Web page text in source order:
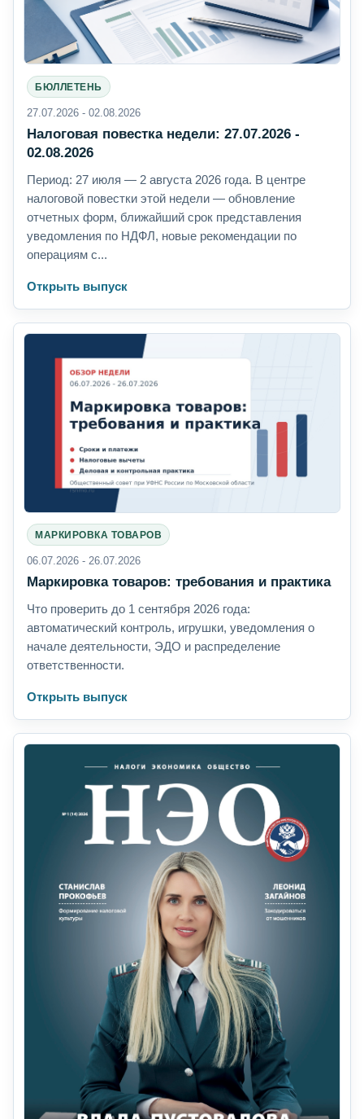
БЮЛЛЕТЕНЬ
27.07.2026 - 02.08.2026
Налоговая повестка недели: 27.07.2026 -
02.08.2026
Период: 27 июля — 2 августа 2026 года. В центре
налоговой повестки этой недели — обновление
отчетных форм, ближайший срок представления
уведомления по НДФЛ, новые рекомендации по
операциям с...
Открыть выпуск
МАРКИРОВКА ТОВАРОВ
06.07.2026 - 26.07.2026
Маркировка товаров: требования и практика
Что проверить до 1 сентября 2026 года:
автоматический контроль, игрушки, уведомления о
начале деятельности, ЭДО и распределение
ответственности.
Открыть выпуск